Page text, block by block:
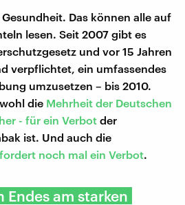
Das können alle auf
lesen. Seit 2007 gibt es
und vor 15 Jahren
verpflichtet, ein umfassendes
umzusetzen – bis 2010.
die Mehrheit der Deutschen
- für ein Verbot der
ist. Und auch die
noch mal ein Verbot.
am starken